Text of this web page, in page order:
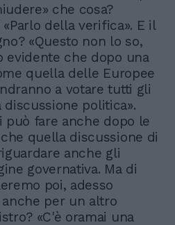
che cosa?
della verifica». E il
«Questo non lo so,
evidente che dopo una
quella delle Europee
a votare tutti gli
politica».
fare anche dopo le
quella discussione di
anche gli
governativa. Ma di
poi, adesso
per un altro
«C'è oramai una